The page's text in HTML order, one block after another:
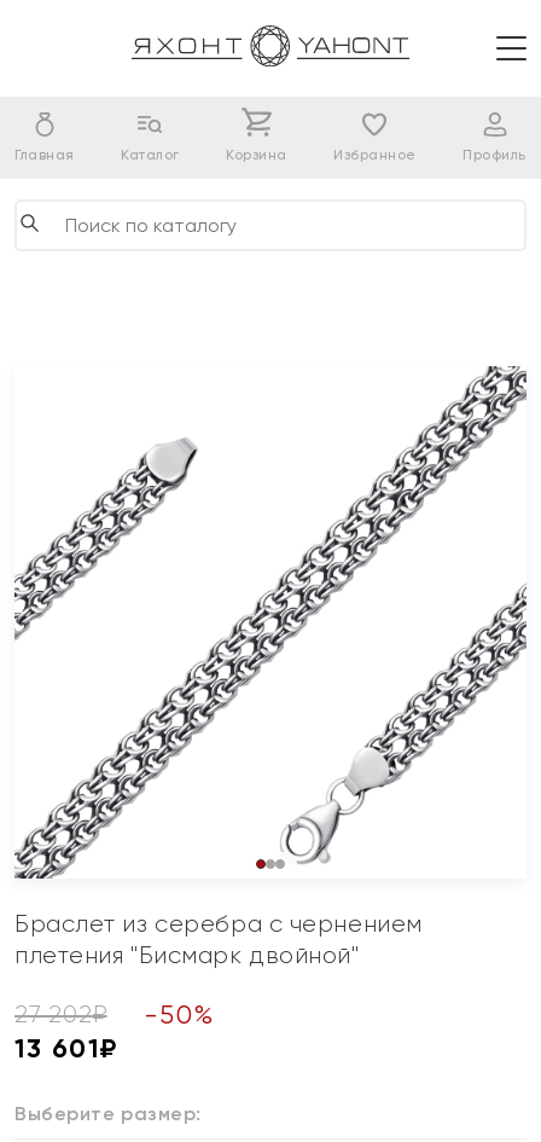
Главная Каталог Корзина Избранное Профиль
Браслет из серебра с чернением
плетения "Бисмарк двойной"
27 202₽ -50%
13 601₽
Выберите размер: